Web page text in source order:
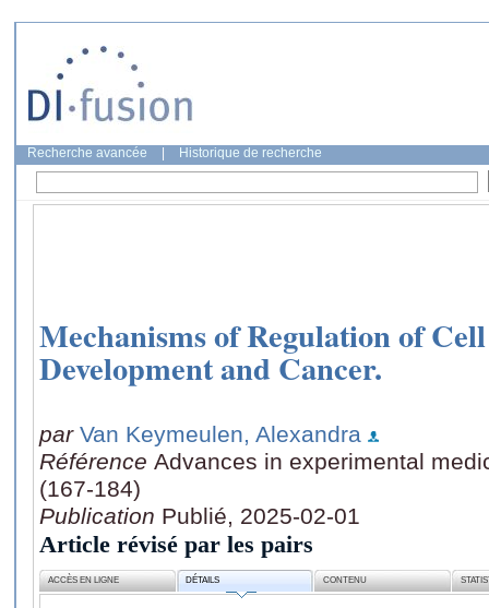
Recherche avancée Historique de recherche
Mechanisms of Regulation of
Development and Cancer.
par Van Keymeulen, Alexandra
Référence Advances in experimental
(167-184)
Publication Publié, 2025-02-01
Article révisé par les pairs
ACCÈS EN LIGNE DÉTAILS CONTENU